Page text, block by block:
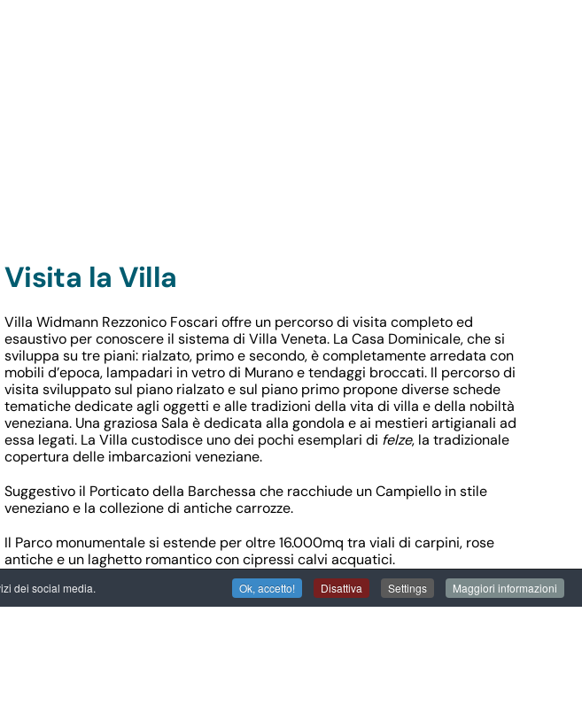
dei social media. Ok, accetto! Disattiva Settings Maggiori informazioni
Visita la Villa
Villa Widmann Rezzonico Foscari offre un percorso di visita completo ed
esaustivo per conoscere il sistema di Villa Veneta. La Casa Dominicale, che si
sviluppa su tre piani: rialzato, primo e secondo, è completamente arredata con
mobili d’epoca, lampadari in vetro di Murano e tendaggi broccati. Il percorso di
visita sviluppato sul piano rialzato e sul piano primo propone diverse schede
tematiche dedicate agli oggetti e alle tradizioni della vita di villa e della nobiltà
veneziana. Una graziosa Sala è dedicata alla gondola e ai mestieri artigianali ad
essa legati. La Villa custodisce uno dei pochi esemplari di felze, la tradizionale
copertura delle imbarcazioni veneziane.
Suggestivo il Porticato della Barchessa che racchiude un Campiello in stile
veneziano e la collezione di antiche carrozze.
Il Parco monumentale si estende per oltre 16.000mq tra viali di carpini, rose
antiche e un laghetto romantico con cipressi calvi acquatici.
Info di visita